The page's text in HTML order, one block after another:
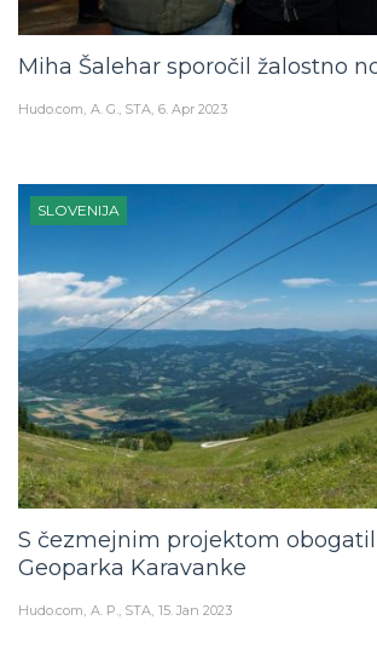
Miha Šalehar sporočil žalostno
Hudo.com A. G., STA 6. Apr 2023
SLOVENIJA
S čezmejnim projektom
Geoparka Karavanke
Hudo.com A. P., STA 15. Jan 2023